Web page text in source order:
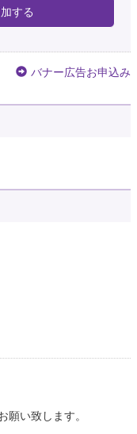
する
バナー広告お申込み
願い致します。